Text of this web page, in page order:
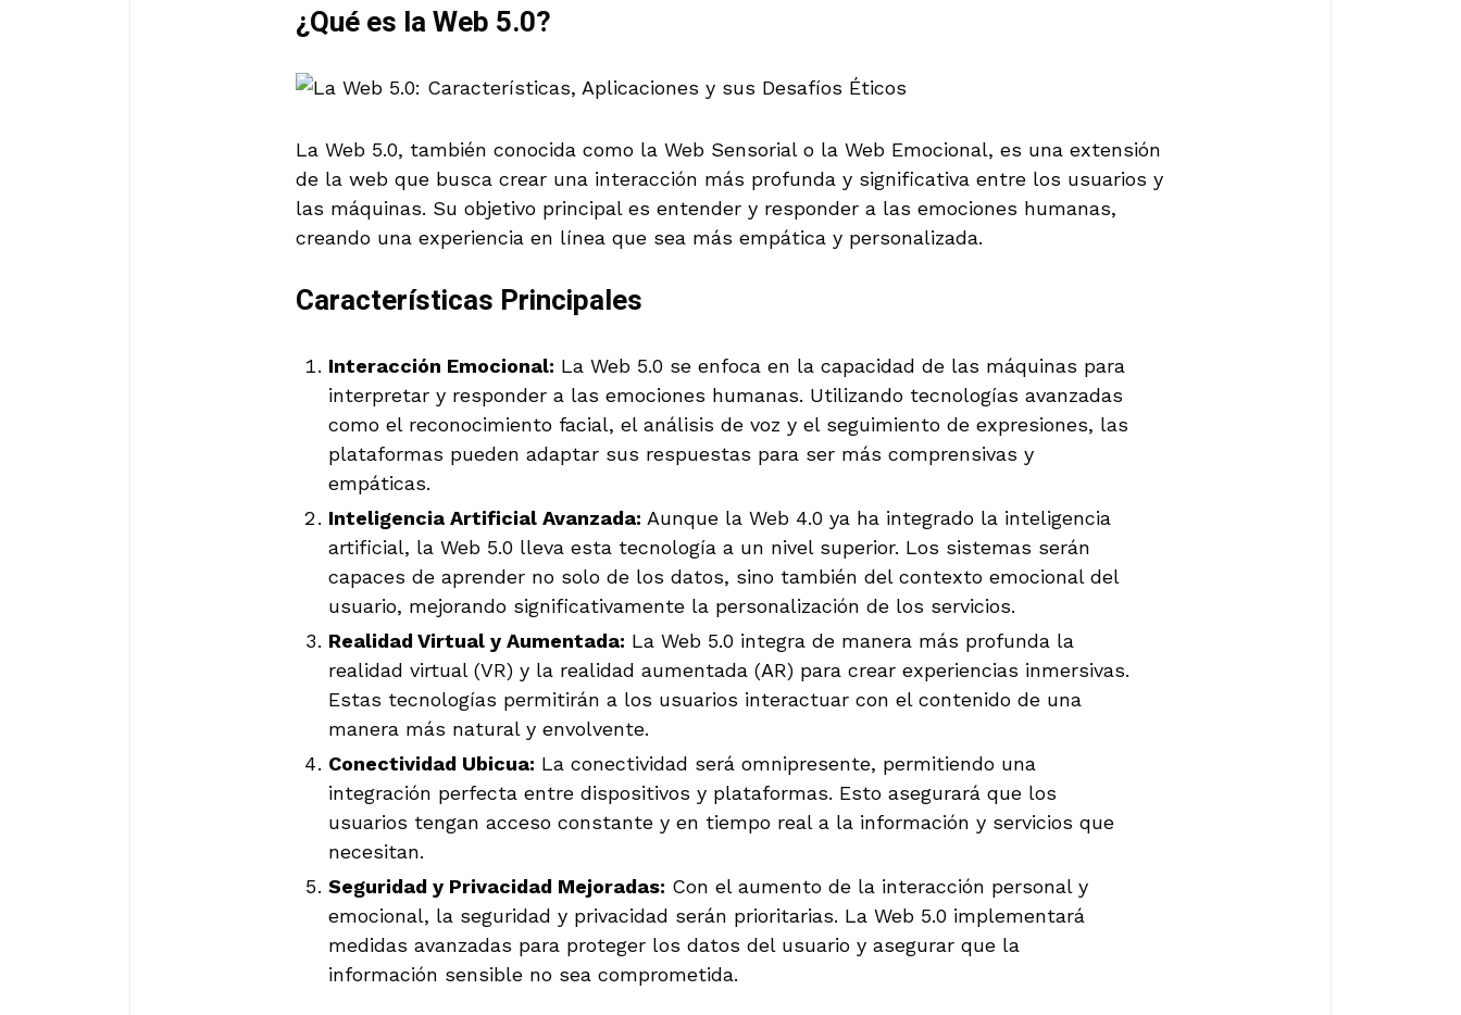
¿Qué es la Web 5.0?
La Web 5.0, también conocida como la Web Sensorial o la Web Emocional, es una extensión
de la web que busca crear una interacción más profunda y significativa entre los usuarios y
las máquinas. Su objetivo principal es entender y responder a las emociones humanas,
creando una experiencia en línea que sea más empática y personalizada.
Características Principales
Interacción Emocional: La Web 5.0 se enfoca en la capacidad de las máquinas para
interpretar y responder a las emociones humanas. Utilizando tecnologías avanzadas
como el reconocimiento facial, el análisis de voz y el seguimiento de expresiones, las
plataformas pueden adaptar sus respuestas para ser más comprensivas y
empáticas.
Inteligencia Artificial Avanzada: Aunque la Web 4.0 ya ha integrado la inteligencia
artificial, la Web 5.0 lleva esta tecnología a un nivel superior. Los sistemas serán
capaces de aprender no solo de los datos, sino también del contexto emocional del
usuario, mejorando significativamente la personalización de los servicios.
Realidad Virtual y Aumentada: La Web 5.0 integra de manera más profunda la
realidad virtual (VR) y la realidad aumentada (AR) para crear experiencias inmersivas.
Estas tecnologías permitirán a los usuarios interactuar con el contenido de una
manera más natural y envolvente.
Conectividad Ubicua: La conectividad será omnipresente, permitiendo una
integración perfecta entre dispositivos y plataformas. Esto asegurará que los
usuarios tengan acceso constante y en tiempo real a la información y servicios que
necesitan.
Seguridad y Privacidad Mejoradas: Con el aumento de la interacción personal y
emocional, la seguridad y privacidad serán prioritarias. La Web 5.0 implementará
medidas avanzadas para proteger los datos del usuario y asegurar que la
información sensible no sea comprometida.